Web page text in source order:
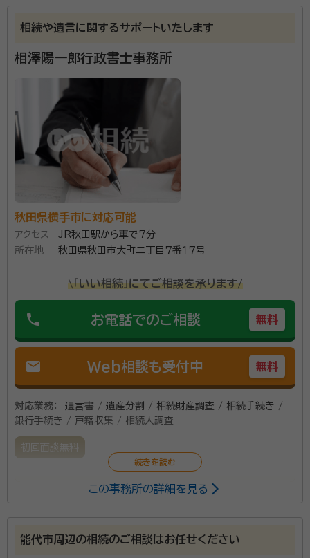
相続や遺言に関するサポートいたします
相澤陽一郎行政書士事務所
秋田県横手市に対応可能
アクセス
JR秋田駅から車で7分
所在地
秋田県秋田市大町二丁目７番１７号
\「いい相続」にてご相談を承ります/
phone お電話でのご相談 無料
mail Web相談も受付中 無料
対応業務：
遺言書 / 遺産分割 / 相続財産調査 / 相続手続き /
銀行手続き / 戸籍収集 / 相続人調査
初回面談無料
遺言の作成、遺産分割協議書の作成、相続人の調査、相
この事務所の詳細を見る
能代市周辺の相続のご相談はお任せください